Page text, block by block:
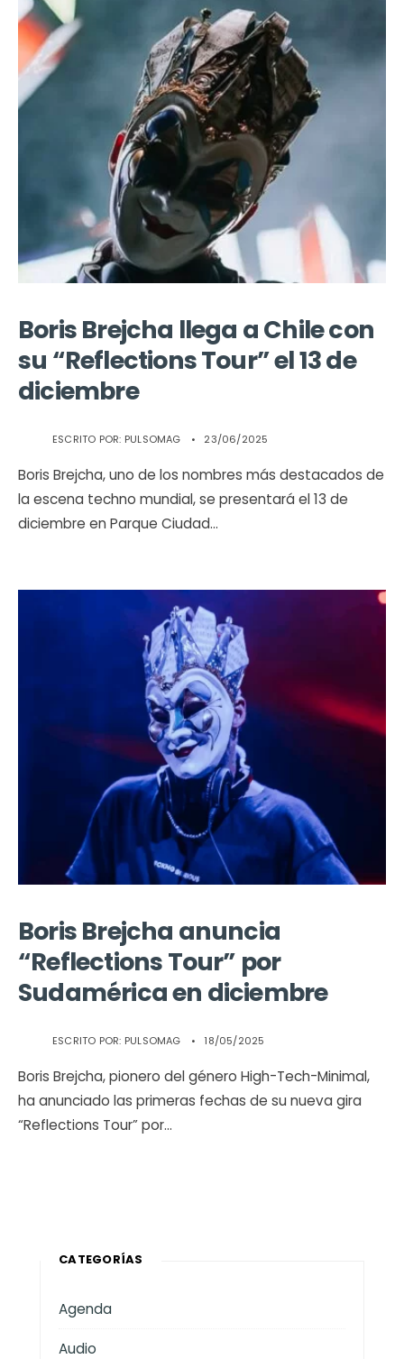
Boris Brejcha llega a Chile con
su “Reflections Tour” el 13 de
diciembre
ESCRITO POR: PULSOMAG • 23/06/2025
Boris Brejcha, uno de los nombres más destacados de
la escena techno mundial, se presentará el 13 de
diciembre en Parque Ciudad...
Boris Brejcha anuncia
“Reflections Tour” por
Sudamérica en diciembre
ESCRITO POR: PULSOMAG • 18/05/2025
Boris Brejcha, pionero del género High-Tech-Minimal,
ha anunciado las primeras fechas de su nueva gira
“Reflections Tour” por...
CATEGORÍAS
Agenda
Audio